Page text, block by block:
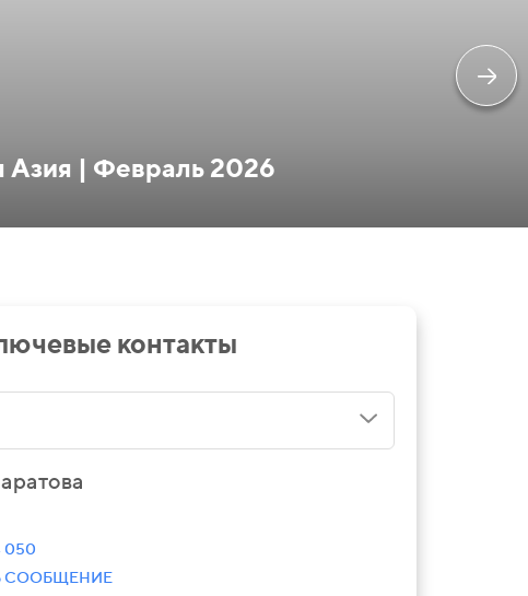
Азия | Февраль 2026
контакты
050
СООБЩЕНИЕ